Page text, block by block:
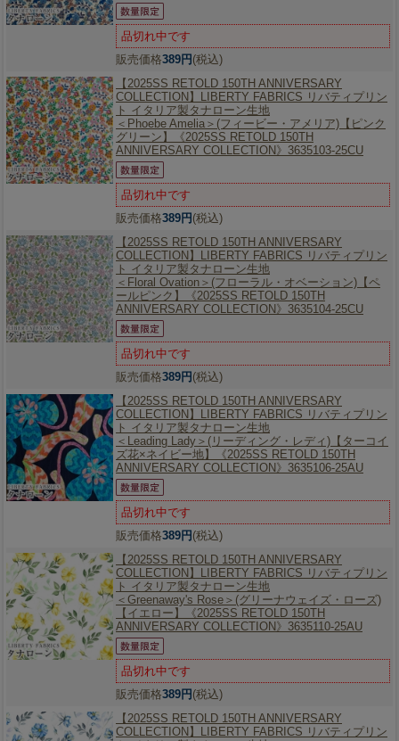
品切れ中です
販売価格389円 (税込)
【2025SS RETOLD 150TH ANNIVERSARY
COLLECTION】
LIBERTY FABRICS リバティプリン
ト イタリア製タナローン生地
＜Phoebe Amelia＞(フィービー・アメリア)【ピンク
グリーン】《2025SS RETOLD 150TH
ANNIVERSARY COLLECTION》3635103-25CU
品切れ中です
販売価格389円 (税込)
【2025SS RETOLD 150TH ANNIVERSARY
COLLECTION】
LIBERTY FABRICS リバティプリン
ト イタリア製タナローン生地
＜Floral Ovation＞(フローラル・オベーション)【ペ
ールピンク】《2025SS RETOLD 150TH
ANNIVERSARY COLLECTION》3635104-25CU
品切れ中です
販売価格389円 (税込)
【2025SS RETOLD 150TH ANNIVERSARY
COLLECTION】
LIBERTY FABRICS リバティプリン
ト イタリア製タナローン生地
＜Leading Lady＞(リーディング・レディ)【ターコイ
ズ花×ネイビー地】《2025SS RETOLD 150TH
ANNIVERSARY COLLECTION》3635106-25AU
品切れ中です
販売価格389円 (税込)
【2025SS RETOLD 150TH ANNIVERSARY
COLLECTION】
LIBERTY FABRICS リバティプリン
ト イタリア製タナローン生地
＜Greenaway's Rose＞(グリーナウェイズ・ローズ)
【イエロー】《2025SS RETOLD 150TH
ANNIVERSARY COLLECTION》3635110-25AU
品切れ中です
販売価格389円 (税込)
【2025SS RETOLD 150TH ANNIVERSARY
COLLECTION】
LIBERTY FABRICS リバティプリン